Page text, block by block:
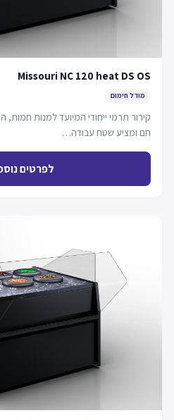
Missouri NC 120 heat DS OS
מודל חימום
קירור תרמי ייחודי המיועד למנות חמות,
חם ומציע שטח עבודה…
לפרטים